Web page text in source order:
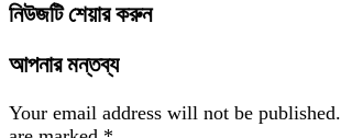
নিউজটি শেয়ার করুন
আপনার মন্তব্য
Your email address will not be published.